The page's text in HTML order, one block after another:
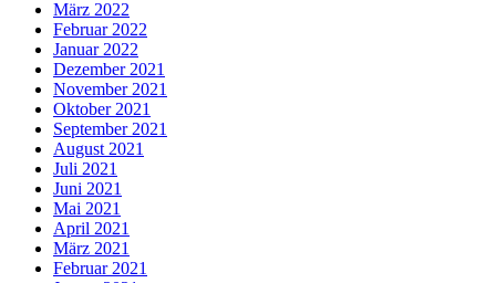
März 2022
Februar 2022
Januar 2022
Dezember 2021
November 2021
Oktober 2021
September 2021
August 2021
Juli 2021
Juni 2021
Mai 2021
April 2021
März 2021
Februar 2021